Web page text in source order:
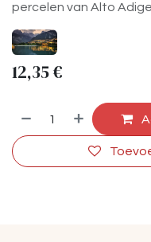
percelen van Alto
12,35€